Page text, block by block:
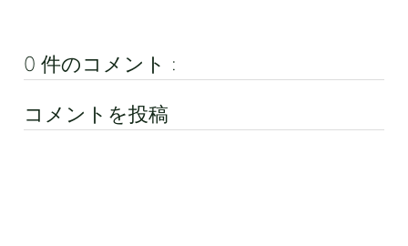
0 件のコメント :
コメントを投稿